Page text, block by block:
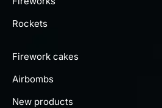
Rockets
Firework cakes
Airbombs
New products